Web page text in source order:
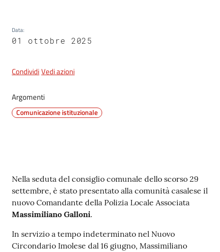
line
gli
Data:
01 ottobre 2025
CondividiVedi azioni
Argomenti
Comunicazione istituzionale
Contenuto
Nella seduta del consiglio comunale dello scorso 29
settembre, è stato presentato alla comunità casalese il
nuovo Comandante della Polizia Locale Associata
Massimiliano Galloni.
In servizio a tempo indeterminato nel Nuovo
Circondario Imolese dal 16 giugno, Massimiliano